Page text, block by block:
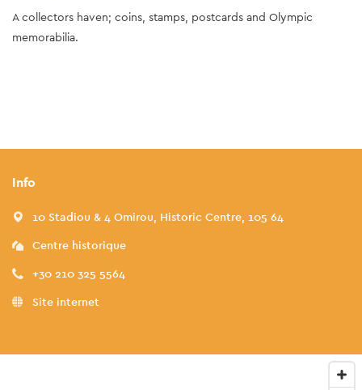
A collectors haven; coins, stamps, postcards and Olympic
memorabilia.
Info
10 Stadiou & 4 Omirou, Historic Centre, 105 64
Centre historique
+30 210 325 5564
Site internet